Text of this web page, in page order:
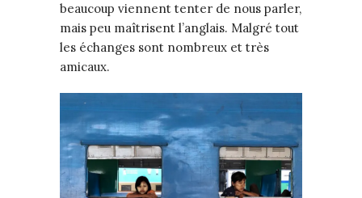
beaucoup viennent tenter de nous parler,
mais peu maîtrisent l’anglais. Malgré tout
les échanges sont nombreux et très
amicaux.